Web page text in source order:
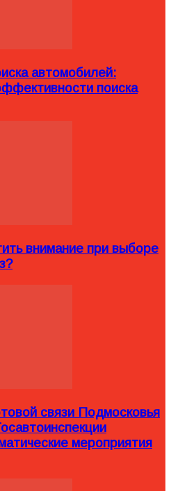
автомобилей:
поиска
внимание при выборе
связи Подмосковья
мероприятия